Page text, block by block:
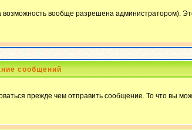
вообще разрешена администратором).
сообщений
прежде чем отправить сообщение. То что вы